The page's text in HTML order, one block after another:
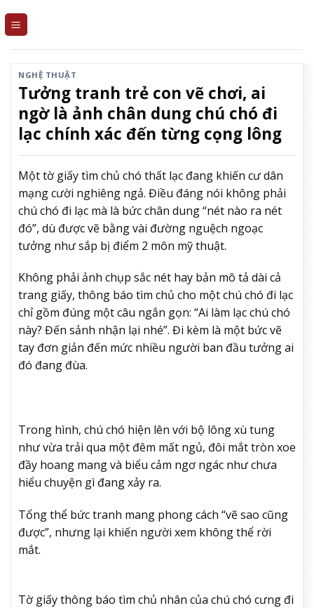
NGHỆ THUẬT
Tưởng tranh trẻ con vẽ chơi, ai
ngờ là ảnh chân dung chú chó đi
lạc chính xác đến từng cọng lông
Một tờ giấy tìm chủ chó thất lạc đang khiến cư dân
mạng cười nghiêng ngả. Điều đáng nói không phải
chú chó đi lạc mà là bức chân dung “nét nào ra nét
đó”, dù được vẽ bằng vài đường nguệch ngoạc
tưởng như sắp bị điểm 2 môn mỹ thuật.
Không phải ảnh chụp sắc nét hay bản mô tả dài cả
trang giấy, thông báo tìm chủ cho một chú chó đi lạc
chỉ gồm đúng một câu ngắn gọn: “Ai làm lạc chú chó
này? Đến sảnh nhận lại nhé”. Đi kèm là một bức vẽ
tay đơn giản đến mức nhiều người ban đầu tưởng ai
đó đang đùa.
Trong hình, chú chó hiện lên với bộ lông xù tung
như vừa trải qua một đêm mất ngủ, đôi mắt tròn xoe
đầy hoang mang và biểu cảm ngơ ngác như chưa
hiểu chuyện gì đang xảy ra.
Tổng thể bức tranh mang phong cách “vẽ sao cũng
được”, nhưng lại khiến người xem không thể rời
mắt.
Tờ giấy thông báo tìm chủ nhân của chú chó cưng đi